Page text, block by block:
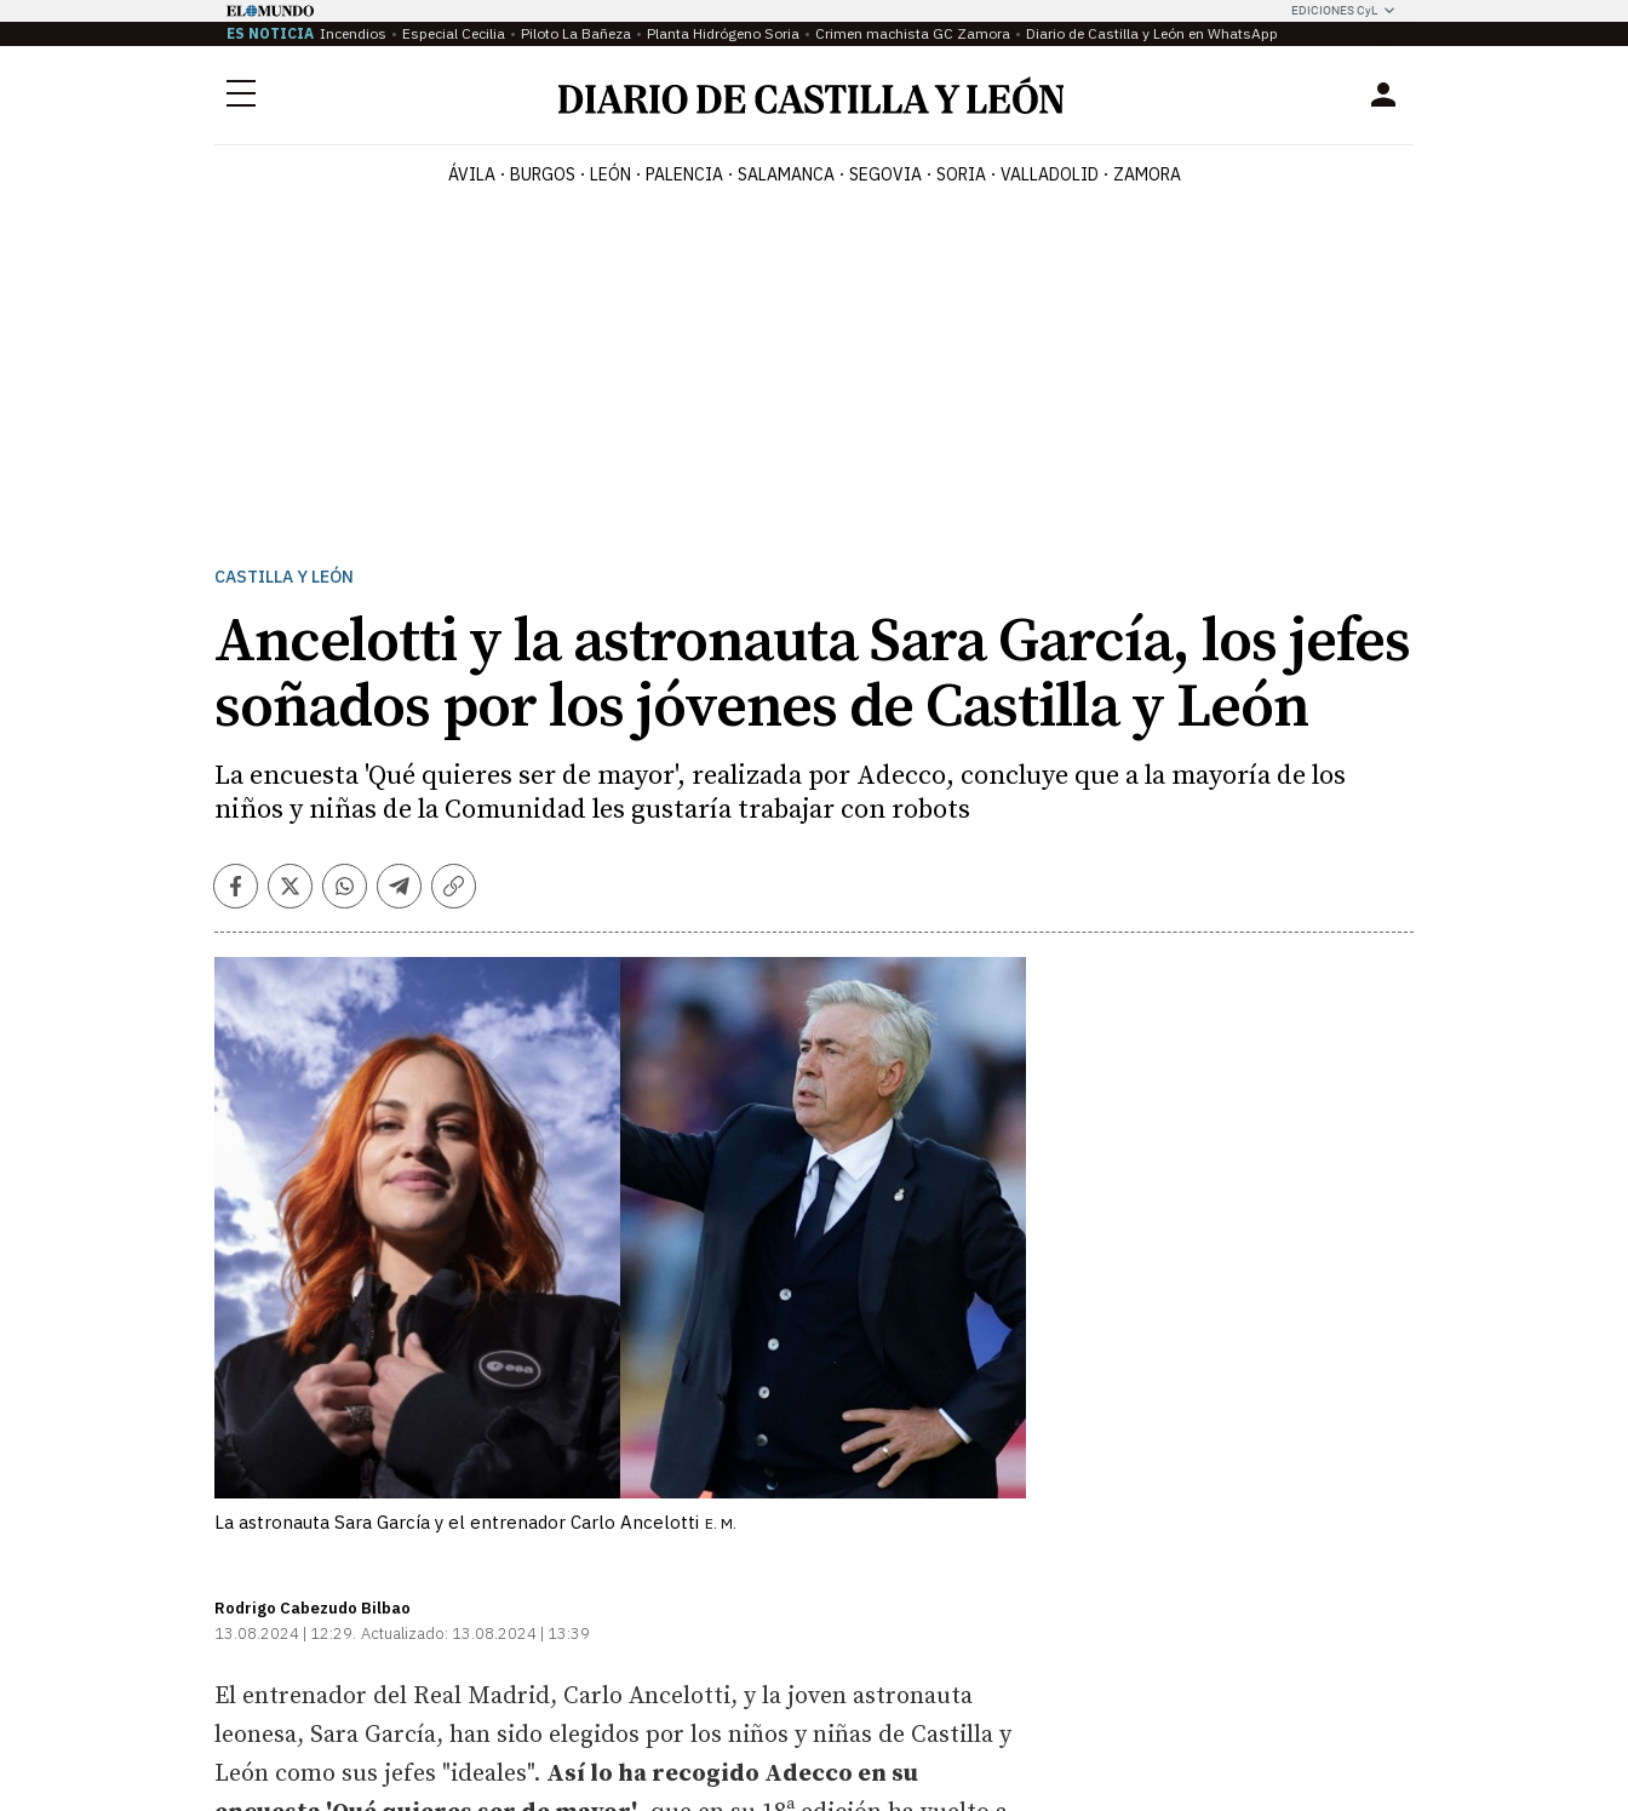
EDICIONES CyL
ES NOTICIA Incendios Especial Cecilia Piloto La Bañeza Planta Hidrógeno Soria Crimen machista GC Zamora Diario de Castilla y León en WhatsApp
Menú Login
ÁVILA BURGOS LEÓN PALENCIA SALAMANCA SEGOVIA SORIA VALLADOLID ZAMORA
CASTILLA Y LEÓN
Ancelotti y la astronauta Sara García, los jefes
soñados por los jóvenes de Castilla y León
La encuesta 'Qué quieres ser de mayor', realizada por Adecco, concluye que a la mayoría de los
niños y niñas de la Comunidad les gustaría trabajar con robots
Facebook
TwitterWhatsapp
Telegram
Copiar
La astronauta Sara García y el entrenador Carlo Ancelotti E. M.
Rodrigo Cabezudo Bilbao
13.08.2024 | 12:29 Actualizado: 13.08.2024 | 13:39
El entrenador del Real Madrid, Carlo Ancelotti, y la joven astronauta
leonesa, Sara García, han sido elegidos por los niños y niñas de Castilla y
León como sus jefes "ideales". Así lo ha recogido Adecco en su